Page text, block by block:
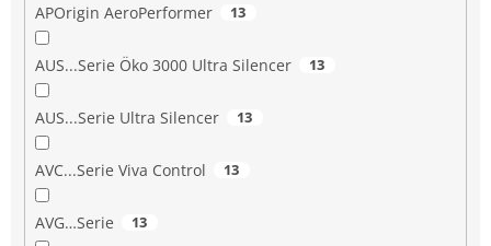
APOrigin AeroPerformer 13
AUS...Serie Öko 3000 Ultra Silencer 13
AUS...Serie Ultra Silencer 13
AVC...Serie Viva Control 13
AVG…Serie 13